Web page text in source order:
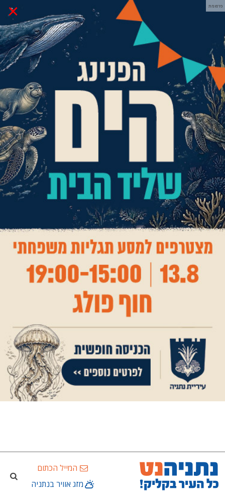
× פרסומת
המייל הכתום
מזג אוויר בנתניה